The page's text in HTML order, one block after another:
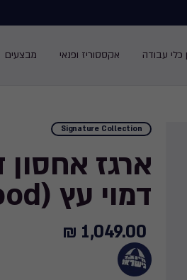
כלי עבודה אקססוריז ופנאי מבצעים
Signature Collection
דמוי עץ (Ashwood)
1,049.00
₪
1,049.00 ₪